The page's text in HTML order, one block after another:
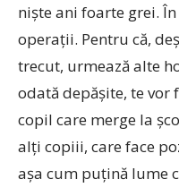
nişte ani foarte grei.
operaţii. Pentru că,
trecut, urmează alte
odată depăşite, te vor
copil care merge la
alţi copiii, care face
aşa cum puţină lume